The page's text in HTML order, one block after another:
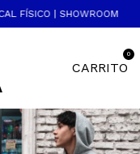
| SHOWROOM
CARRITO
0